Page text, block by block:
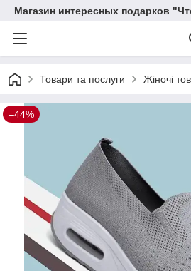
Магазин интересных подарков
Товари та послуги Жіночі
–44%